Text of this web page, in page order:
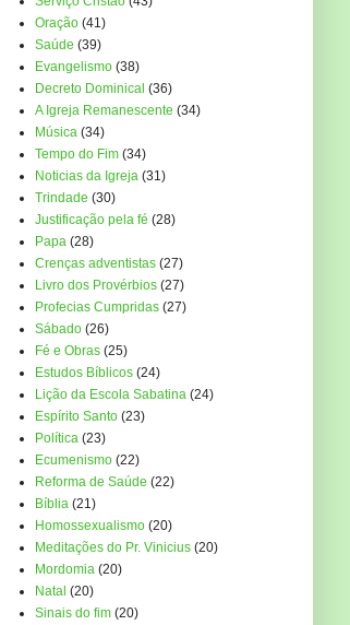
Oração (41)
Saúde (39)
Evangelismo (38)
Decreto Dominical (36)
A Igreja Remanescente (34)
Música (34)
Tempo do Fim (34)
Noticias da Igreja (31)
Trindade (30)
Justificação pela fé (28)
Papa (28)
Crenças adventistas (27)
Livro dos Provérbios (27)
Profecias Cumpridas (27)
Sábado (26)
Fé e Obras (25)
Estudos Bíblicos (24)
Lição da Escola Sabatina (24)
Espírito Santo (23)
Política (23)
Ecumenismo (22)
Reforma de Saúde (22)
Bíblia (21)
Homossexualismo (20)
Meditações do Pr. Vinicius (20)
Mordomia (20)
Natal (20)
Sinais do fim (20)